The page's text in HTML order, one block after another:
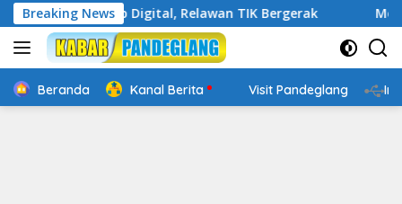
Langsung
ke
konten
Breaking News
Cakap Digital, Relawan TIK Bergerak Mengenal
Beranda Kanal Berita Visit Pandeglang